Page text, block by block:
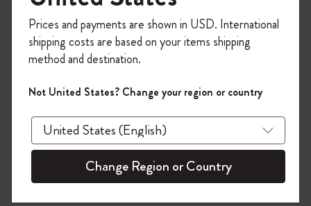
「WELCOME10」を入力すると、初回注
文が10%オフ＋送料無料になります。セ
ール・アウトレット品は適用外。
Moleskineアカウントを作成して限定オフ
ァーや会員特典、さらに多くのインスピ
レーションを手に入れましょう。
今すぐ会員登録 !
Prices and payments are shown in USD. International
shipping costs are based on your items shipping
method and destination.
Not United States? Change your region or country
Change Region or Country